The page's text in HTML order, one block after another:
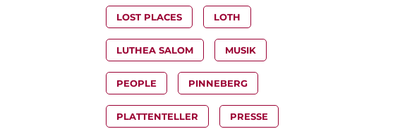
LOST PLACES LOTH
LUTHEA SALOM MUSIK
PEOPLE PINNEBERG
PLATTENTELLER PRESSE